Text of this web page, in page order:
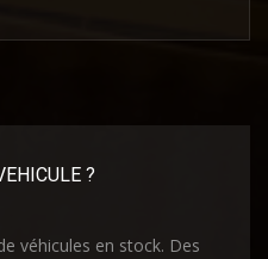
?
véhicules en stock. Des